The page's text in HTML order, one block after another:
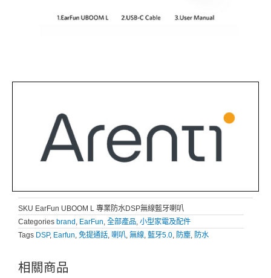
SKU EarFun UBOOM L 專業防水DSP無線藍牙喇叭
Categories brand , EarFun, 全部產品, 小型家電及配件
Tags DSP, Earfun, 免提通話, 喇叭, 無線, 藍牙5.0, 防塵, 防水
相關商品